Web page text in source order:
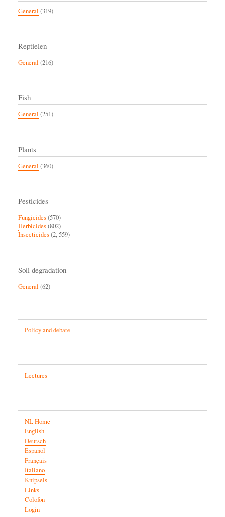
General (319)
Reptielen
General (216)
Fish
General (251)
Plants
General (360)
Pesticides
Fungicides(570)
Herbicides(802)
Insecticides(2, 559)
Soil degradation
General (62)
Policy and debate
Lectures
NL Home
English
Deutsch
Español
Français
Italiano
Knipsels
Links
Colofon
Login